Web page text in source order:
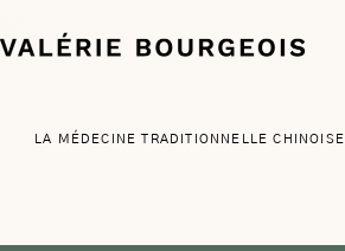
LA MÉDECINE TRADITIONNELLE CHINOISE